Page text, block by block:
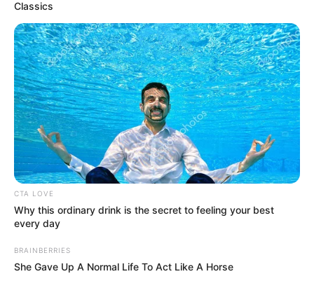
Classics
CTA LOVE
Why this ordinary drink is the secret to feeling your best
every day
BRAINBERRIES
She Gave Up A Normal Life To Act Like A Horse